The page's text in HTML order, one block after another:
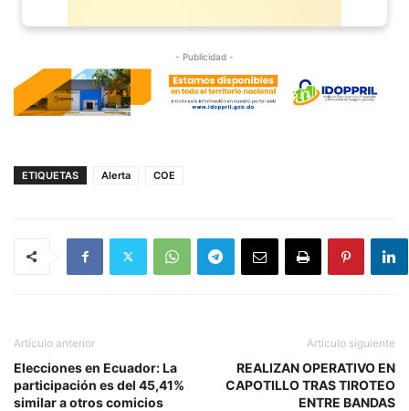
- Publicidad -
ETIQUETAS Alerta COE
Artículo anterior
Elecciones en Ecuador: La
participación es del 45,41%
similar a otros comicios
Artículo siguiente
REALIZAN OPERATIVO EN
CAPOTILLO TRAS TIROTEO
ENTRE BANDAS